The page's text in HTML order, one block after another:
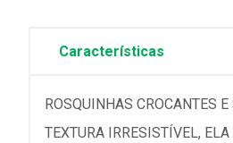
Características
ROSQUINHAS CROCANTES
TEXTURA IRRESISTÍVEL, ELA